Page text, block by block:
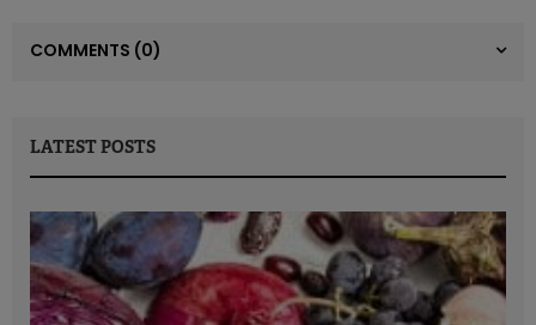
COMMENTS (0)
LATEST POSTS